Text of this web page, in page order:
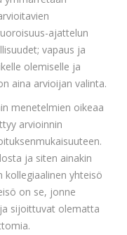
ajattelun
vapaus ja
olemiselle ja
aina arvioijan valinta.
menetelmien oikeaa
arvioinnin
ja siten ainakin
kollegiaalinen yhteisö
on se, jonne
sijoittuvat olematta